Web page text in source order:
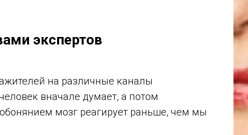
экспертов
на различные каналы
вначале думает, а потом
обонянием мозг реагирует раньше, чем мы